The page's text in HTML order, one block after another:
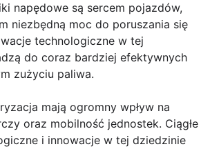
napędowe są sercem pojazdów,
niezbędną moc do poruszania się
technologiczne w tej
do coraz bardziej efektywnych
zużyciu paliwa.
mają ogromny wpływ na
oraz mobilność jednostek. Ciągłe
i innowacje w tej dziedzinie